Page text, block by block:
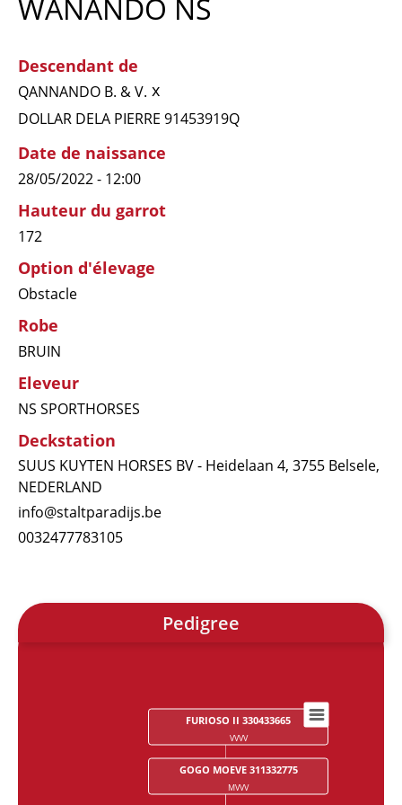
WANANDO NS
Descendant de
QANNANDO B. & V. x
DOLLAR DELA PIERRE 91453919Q
Date de naissance
28/05/2022 - 12:00
Hauteur du garrot
172
Option d'élevage
Obstacle
Robe
BRUIN
Eleveur
NS SPORTHORSES
Deckstation
SUUS KUYTEN HORSES BV - Heidelaan 4, 3755 Belsele,
NEDERLAND
info@staltparadijs.be
0032477783105
Pedigree
Chart with 28 data points.
FURIOSO II 330433665
VVVV
GOGO MOEVE 311332775
MVVV